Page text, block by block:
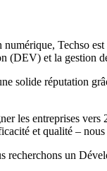
Techso
(DEV) et la gestion
solide réputation
les entreprises
et qualité –
recherchons un